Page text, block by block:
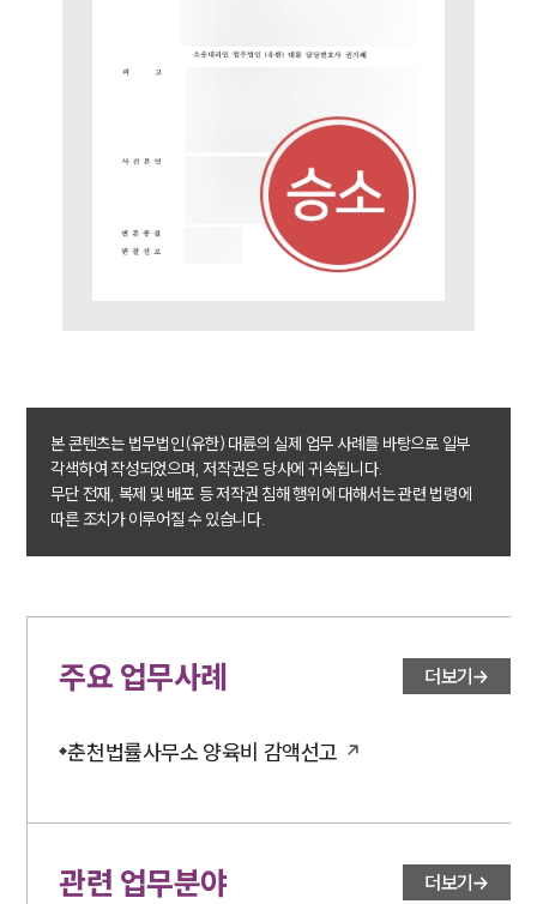
소식/자료
언론보도
공지사항
법률 블로그
법률서식
뉴스레터/브로슈어
세미나
본 콘텐츠는 법무법인(유한) 대륜의 실제 업무 사례를 바탕으로 일부
각색하여 작성되었으며, 저작권은 당사에 귀속됩니다.
무단 전재, 복제 및 배포 등 저작권 침해 행위에 대해서는 관련 법령에
따른 조치가 이루어질 수 있습니다.
주요 업무사례 더보기
춘천법률사무소 양육비 감액선고
관련 업무분야 더보기